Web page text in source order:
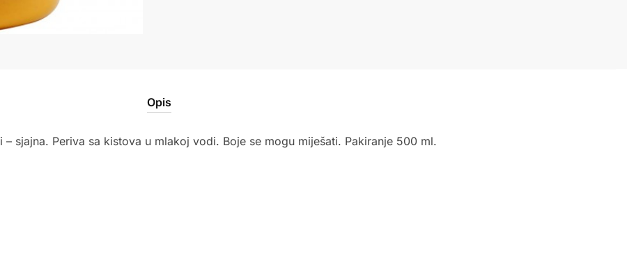
Opis
– sjajna. Periva sa kistova u mlakoj vodi. Boje se mogu miješati. Pakiranje 500 ml.